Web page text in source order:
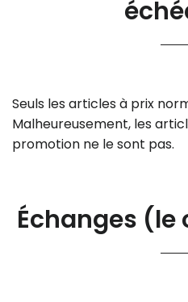
Seuls les articles à prix
Malheureusement, les
promotion ne le sont pas.
Échanges